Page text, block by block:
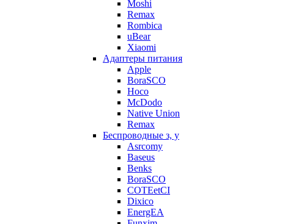
Moshi
Remax
Rombica
uBear
Xiaomi
Адаптеры питания
Apple
BoraSCO
Hoco
McDodo
Native Union
Remax
Беспроводные з, у
Asrcomy
Baseus
Benks
BoraSCO
COTEetCI
Dixico
EnergEA